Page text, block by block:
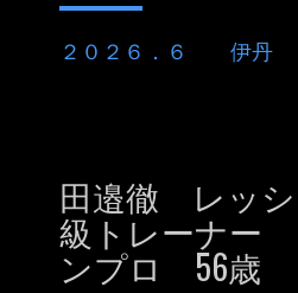
２０２６．６ 伊丹
田邉徹 レッ
級トレーナー
ンプロ 56歳